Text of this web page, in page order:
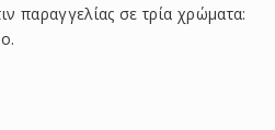
παραγγελίας σε τρία χρώματα: